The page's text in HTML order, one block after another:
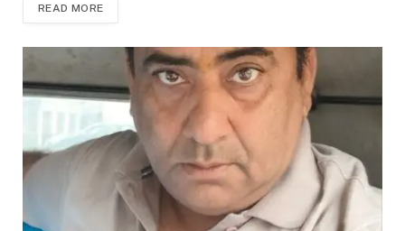
READ MORE